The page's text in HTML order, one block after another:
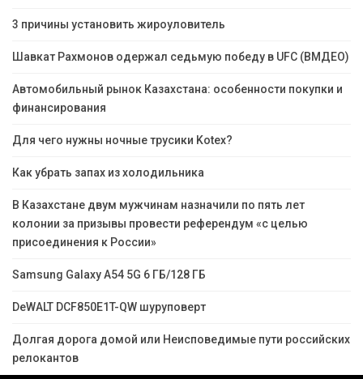
3 причины установить жироуловитель
Шавкат Рахмонов одержал седьмую победу в UFC (ВМДЕО)
Автомобильный рынок Казахстана: особенности покупки и
финансирования
Для чего нужны ночные трусики Kotex?
Как убрать запах из холодильника
В Казахстане двум мужчинам назначили по пять лет
колонии за призывы провести референдум «с целью
присоединения к России»
Samsung Galaxy A54 5G 6 ГБ/128 ГБ
DeWALT DCF850E1T-QW шуруповерт
Долгая дорога домой или Неисповедимые пути российских
релокантов